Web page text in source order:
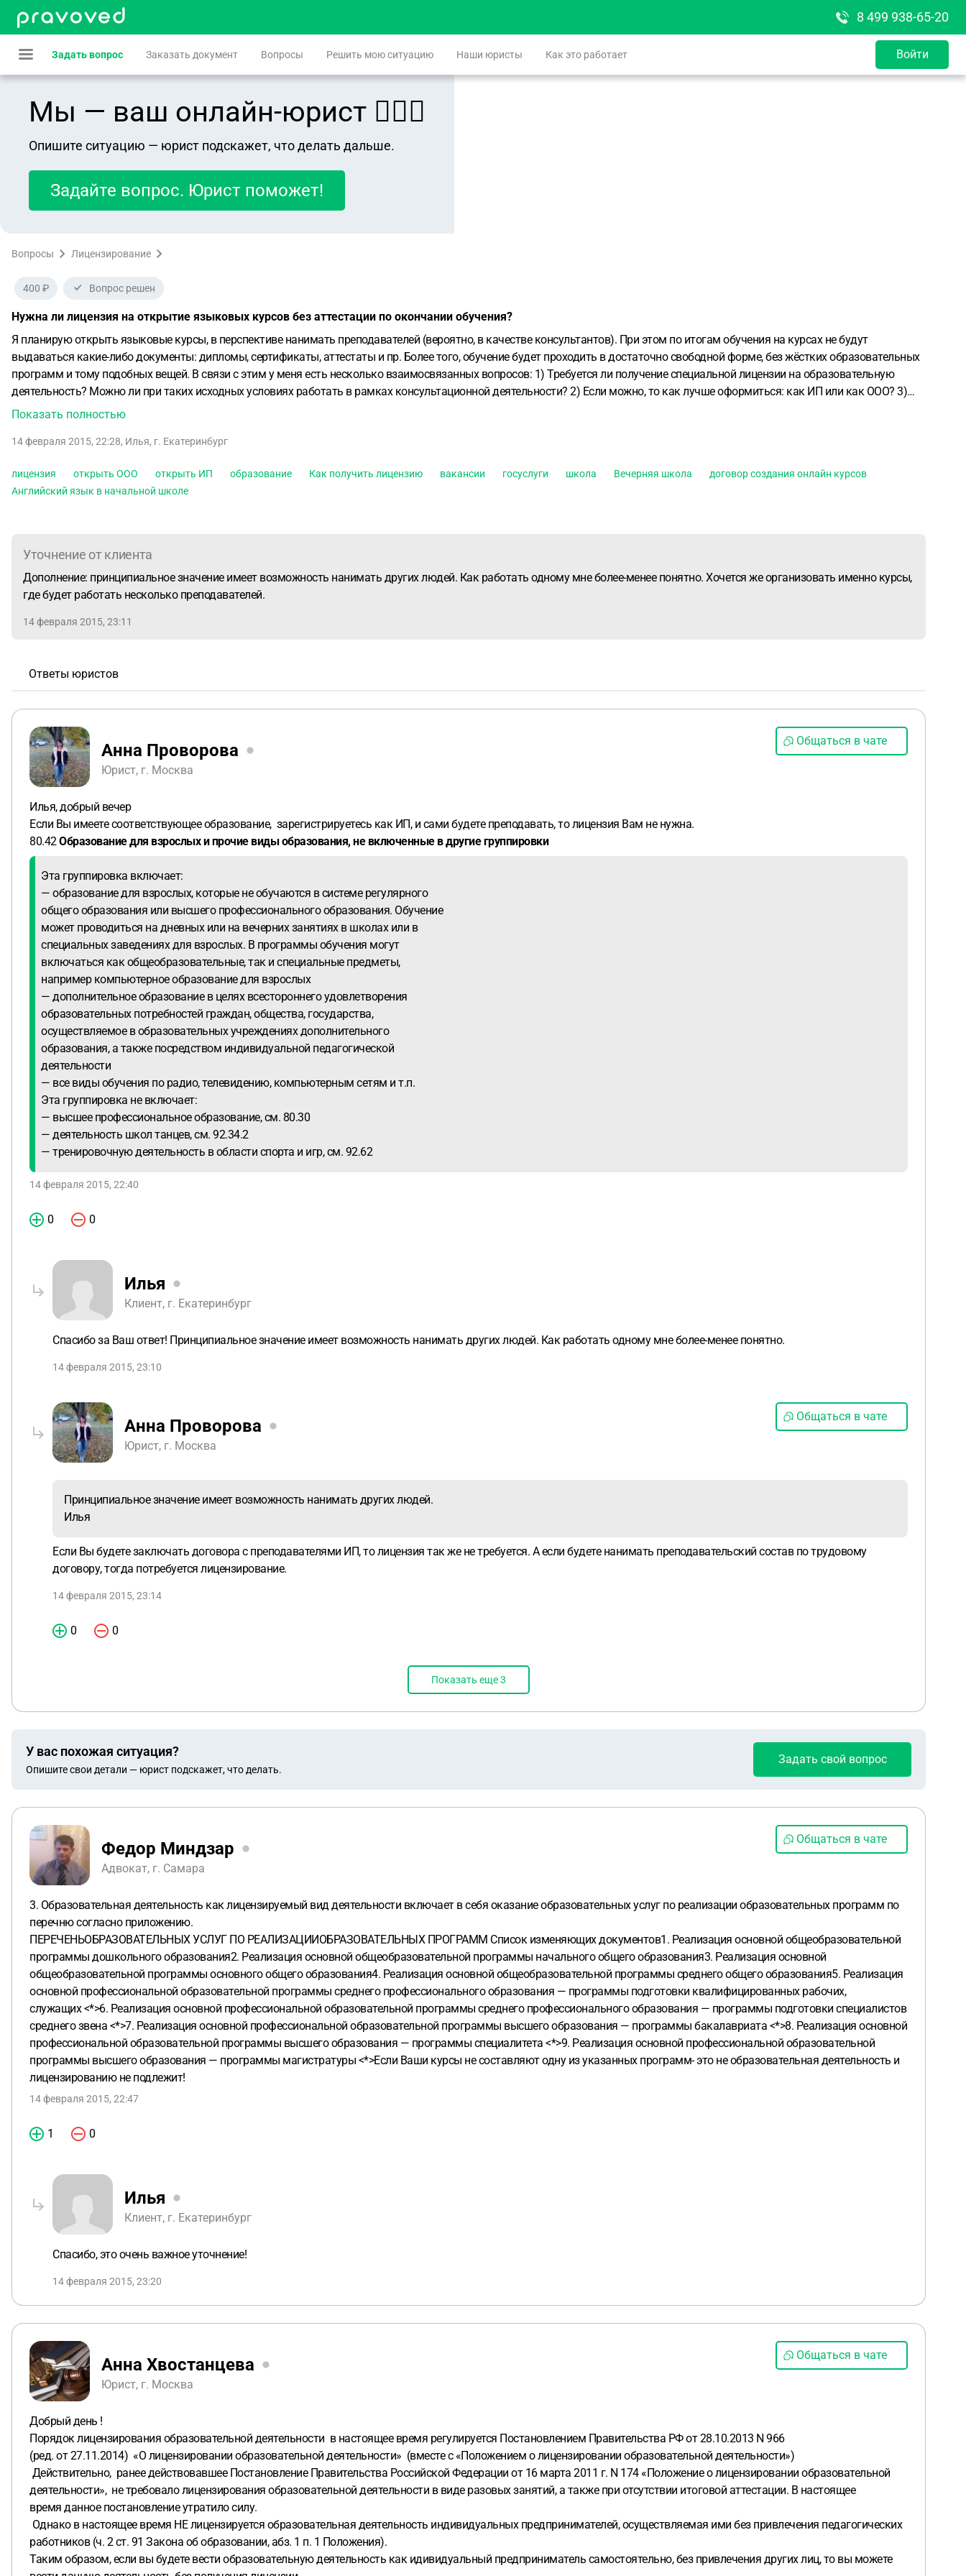
8 499 938-65-20
Задать вопрос Заказать документ Вопросы Решить мою ситуацию Наши юристы Как это работает Войти
Мы — ваш онлайн-юрист 👨🏻‍⚖️
Опишите ситуацию — юрист подскажет, что делать дальше.
Задайте вопрос. Юрист поможет!
Вопросы Лицензирование
400 ₽ Вопрос решен
Нужна ли лицензия на открытие языковых курсов без аттестации по окончании обучения?
Я планирую открыть языковые курсы, в перспективе нанимать преподавателей (вероятно, в качестве консультантов). При этом по итогам обучения на курсах не будут
выдаваться какие-либо документы: дипломы, сертификаты, аттестаты и пр. Более того, обучение будет проходить в достаточно свободной форме, без жёстких образовательных
программ и тому подобных вещей. В связи с этим у меня есть несколько взаимосвязанных вопросов: 1) Требуется ли получение специальной лицензии на образовательную
деятельность? Можно ли при таких исходных условиях работать в рамках консультационной деятельности? 2) Если можно, то как лучше оформиться: как ИП или как ООО? 3)
Какие при этом лучше выбрать коды ОКВЭД?
Показать полностью
14 февраля 2015, 22:28, Илья, г. Екатеринбург
лицензия открыть ООО открыть ИП образование Как получить лицензию вакансии госуслуги школа Вечерняя школа
договор создания онлайн курсов
Английский язык в начальной школе
Уточнение от клиента
Дополнение: принципиальное значение имеет возможность нанимать других людей. Как работать одному мне более-менее понятно. Хочется же организовать именно курсы,
где будет работать несколько преподавателей.
14 февраля 2015, 23:11
Ответы юристов
Анна Проворова
Юрист, г. Москва
Общаться в чате
Илья, добрый вечер
Если Вы имеете соответствующее образование, зарегистрируетесь как ИП, и сами будете преподавать, то лицензия Вам не нужна.
80.42Образование для взрослых и прочие виды образования, не включенные в другие группировки
Эта группировка включает:
— образование для взрослых, которые не обучаются в системе регулярного
общего образования или высшего профессионального образования. Обучение
может проводиться на дневных или на вечерних занятиях в школах или в
специальных заведениях для взрослых. В программы обучения могут
включаться как общеобразовательные, так и специальные предметы,
например компьютерное образование для взрослых
— дополнительное образование в целях всестороннего удовлетворения
образовательных потребностей граждан, общества, государства,
осуществляемое в образовательных учреждениях дополнительного
образования, а также посредством индивидуальной педагогической
деятельности
— все виды обучения по радио, телевидению, компьютерным сетям и т.п.
Эта группировка не включает:
— высшее профессиональное образование, см. 80.30
— деятельность школ танцев, см. 92.34.2
— тренировочную деятельность в области спорта и игр, см. 92.62
14 февраля 2015, 22:40
0 0
Илья
Клиент, г. Екатеринбург
Спасибо за Ваш ответ! Принципиальное значение имеет возможность нанимать других людей. Как работать одному мне более-менее понятно.
14 февраля 2015, 23:10
Анна Проворова
Юрист, г. Москва
Общаться в чате
Принципиальное значение имеет возможность нанимать других людей.
Илья
Если Вы будете заключать договора с преподавателями ИП, то лицензия так же не требуется. А если будете нанимать преподавательский состав по трудовому
договору, тогда потребуется лицензирование.
14 февраля 2015, 23:14
0 0
Показать еще3
У вас похожая ситуация?
Опишите свои детали — юрист подскажет, что делать.
Задать свой вопрос
Федор Миндзар
Адвокат, г. Самара
Общаться в чате
3. Образовательная деятельность как лицензируемый вид деятельности включает в себя оказание образовательных услуг по реализации образовательных программ по
перечню согласно приложению.
ПЕРЕЧЕНЬОБРАЗОВАТЕЛЬНЫХ УСЛУГ ПО РЕАЛИЗАЦИИОБРАЗОВАТЕЛЬНЫХ ПРОГРАММ Список изменяющих документов1. Реализация основной общеобразовательной
программы дошкольного образования2. Реализация основной общеобразовательной программы начального общего образования3. Реализация основной
общеобразовательной программы основного общего образования4. Реализация основной общеобразовательной программы среднего общего образования5. Реализация
основной профессиональной образовательной программы среднего профессионального образования — программы подготовки квалифицированных рабочих,
служащих <*>6. Реализация основной профессиональной образовательной программы среднего профессионального образования — программы подготовки специалистов
среднего звена <*>7. Реализация основной профессиональной образовательной программы высшего образования — программы бакалавриата <*>8. Реализация основной
профессиональной образовательной программы высшего образования — программы специалитета <*>9. Реализация основной профессиональной образовательной
программы высшего образования — программы магистратуры <*>Если Ваши курсы не составляют одну из указанных программ- это не образовательная деятельность и
лицензированию не подлежит!
14 февраля 2015, 22:47
1 0
Илья
Клиент, г. Екатеринбург
Спасибо, это очень важное уточнение!
14 февраля 2015, 23:20
Анна Хвостанцева
Юрист, г. Москва
Общаться в чате
Добрый день !
Порядок лицензирования образовательной деятельности в настоящее время регулируется Постановлением Правительства РФ от 28.10.2013 N 966
(ред. от 27.11.2014) «О лицензировании образовательной деятельности» (вместе с «Положением о лицензировании образовательной деятельности»)
Действительно, ранее действовавшее Постановление Правительства Российской Федерации от 16 марта 2011 г. N 174 «Положение о лицензировании образовательной
деятельности», не требовало лицензирования образовательной деятельности в виде разовых занятий, а также при отсутствии итоговой аттестации. В настоящее
время данное постановление утратило силу.
Однако в настоящее время НЕ лицензируется образовательная деятельность индивидуальных предпринимателей, осуществляемая ими без привлечения педагогических
работников (ч. 2 ст. 91 Закона об образовании, абз. 1 п. 1 Положения).
Таким образом, если вы будете вести образовательную деятельность как идивидуальный предприниматель самостоятельно, без привлечения других лиц, то вы можете